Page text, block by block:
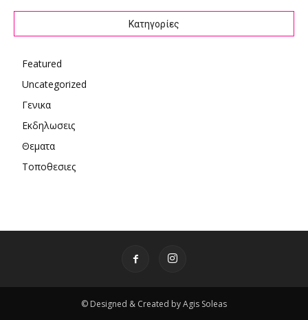
Kατηγορίες
Featured
Uncategorized
Γενικα
Εκδηλωσεις
Θεματα
Τοποθεσιες
© Designed & Created by Agis Soleas